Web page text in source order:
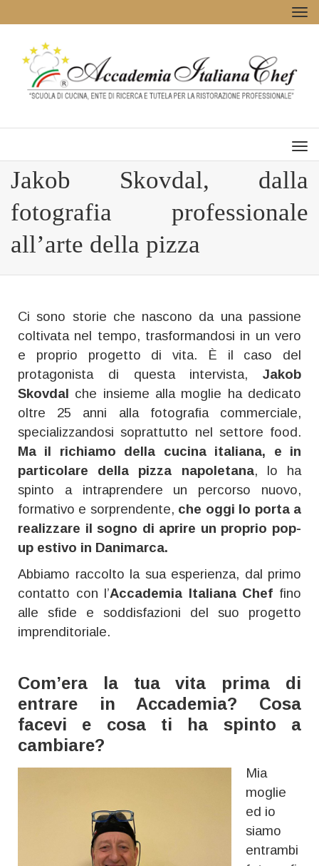
Jakob Skovdal, dalla
fotografia professionale
all’arte della pizza
Ci sono storie che nascono da una passione
coltivata nel tempo, trasformandosi in un vero
e proprio progetto di vita. È il caso del
protagonista di questa intervista, Jakob
Skovdal che insieme alla moglie ha dedicato
oltre 25 anni alla fotografia commerciale,
specializzandosi soprattutto nel settore food.
Ma il richiamo della cucina italiana, e in
particolare della pizza napoletana, lo ha
spinto a intraprendere un percorso nuovo,
formativo e sorprendente, che oggi lo porta a
realizzare il sogno di aprire un proprio pop-
up estivo in Danimarca.
Abbiamo raccolto la sua esperienza, dal primo
contatto con l’Accademia Italiana Chef fino
alle sfide e soddisfazioni del suo progetto
imprenditoriale.
Com’era la tua vita prima di
entrare in Accademia? Cosa
facevi e cosa ti ha spinto a
cambiare?
Mia
moglie
ed io
siamo
entrambi